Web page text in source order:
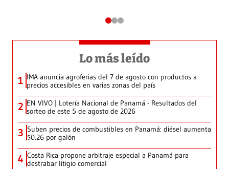
Lo más leído
1 IMA anuncia agroferias del 7 de agosto con productos a
precios accesibles en varias zonas del país
2 EN VIVO | Lotería Nacional de Panamá - Resultados del
sorteo de este 5 de agosto de 2026
3 Suben precios de combustibles en Panamá: diésel aumenta
$0.26 por galón
4 Costa Rica propone arbitraje especial a Panamá para
destrabar litigio comercial